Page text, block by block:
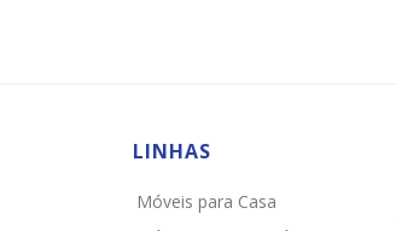
LINHAS
Móveis para Casa